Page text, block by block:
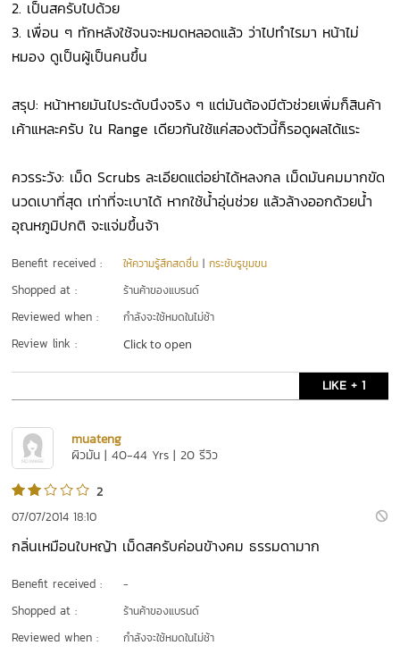
2. เป็นสครับไปด้วย
3. เพื่อน ๆ ทักหลังใช้จนจะหมดหลอดแล้ว ว่าไปทำไรมา หน้าไม่
หมอง ดูเป็นผู้เป็นคนขึ้น
สรุป: หน้าหายมันไประดับนึงจริง ๆ แต่มันต้องมีตัวช่วยเพิ่มก็สินค้า
เค้าแหละครับ ใน Range เดียวกันใช้แค่สองตัวนี้ก็รอดูผลได้แระ
ควรระวัง: เม็ด Scrubs ละเอียดแต่อย่าได้หลงกล เม็ดมันคมมากขัด
นวดเบาที่สุด เท่าที่จะเบาได้ หากใช้น้ำอุ่นช่วย แล้วล้างออกด้วยน้ำ
อุณหภูมิปกติ จะแจ่มขึ้นจ้า
Benefit received : ให้ความรู้สึกสดชื่น |กระชับรูขุมขน
Shopped at : ร้านค้าของแบรนด์
Reviewed when : กำลังจะใช้หมดในไม่ช้า
Review link : Click to open
LIKE + 1
muateng
ผิวมัน | 40-44 Yrs | 20 รีวิว
2
07/07/2014 18:10
กลิ่นเหมือนใบหญ้า เม็ดสครับค่อนขัางคม ธรรมดามาก
Benefit received : -
Shopped at : ร้านค้าของแบรนด์
Reviewed when : กำลังจะใช้หมดในไม่ช้า